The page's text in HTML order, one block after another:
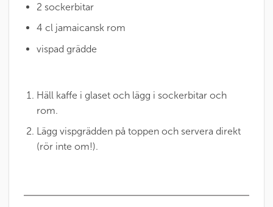
2 sockerbitar
4 cl jamaicansk rom
vispad grädde
Häll kaffe i glaset och lägg i sockerbitar och
rom.
Lägg vispgrädden på toppen och servera direkt
(rör inte om!).